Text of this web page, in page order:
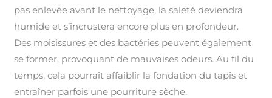
pas enlevée avant le nettoyage, la saleté deviendra
humide et s’incrustera encore plus en profondeur.
Des moisissures et des bactéries peuvent également
se former, provoquant de mauvaises odeurs. Au fil du
temps, cela pourrait affaiblir la fondation du tapis et
entraîner parfois une pourriture sèche.